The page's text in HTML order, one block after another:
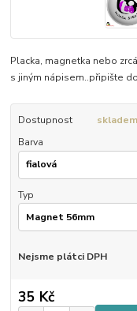
Placka, magnetka nebo
s jiným nápisem..připište
Dostupnost
skladem
Barva
Typ
Nejsme plátci DPH
35 Kč